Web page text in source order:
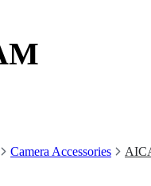
Camera Accessories